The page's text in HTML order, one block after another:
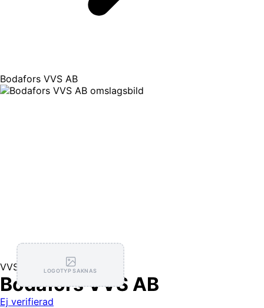
Bodafors VVS AB
LOGOTYP SAKNAS
VVS
Bodafors VVS AB
Ej verifierad